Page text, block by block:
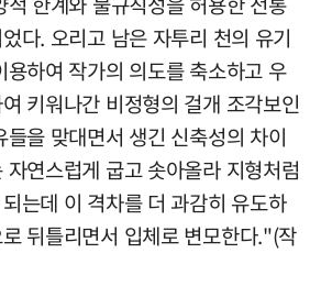
다. 오리고 남은 자투리 천의 유기
용하여 작가의 의도를 축소하고 우
키워나간 비정형의 걸개 조각보인
을 맞대면서 생긴 신축성의 차이
연스럽게 굽고 솟아올라 지형처럼
는데 이 격차를 더 과감히 유도하
뒤틀리면서 입체로 변모한다."(작